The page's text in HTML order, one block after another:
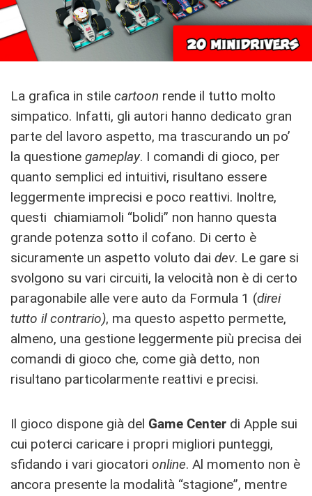
La grafica in stile cartoon rende il tutto molto
simpatico. Infatti, gli autori hanno dedicato gran
parte del lavoro aspetto, ma trascurando un po’
la questione gameplay. I comandi di gioco, per
quanto semplici ed intuitivi, risultano essere
leggermente imprecisi e poco reattivi. Inoltre,
questi chiamiamoli “bolidi” non hanno questa
grande potenza sotto il cofano. Di certo è
sicuramente un aspetto voluto dai dev. Le gare si
svolgono su vari circuiti, la velocità non è di certo
paragonabile alle vere auto da Formula 1 (direi
tutto il contrario), ma questo aspetto permette,
almeno, una gestione leggermente più precisa dei
comandi di gioco che, come già detto, non
risultano particolarmente reattivi e precisi.
Il gioco dispone già del Game Center di Apple sui
cui poterci caricare i propri migliori punteggi,
sfidando i vari giocatori online. Al momento non è
ancora presente la modalità “stagione”, mentre